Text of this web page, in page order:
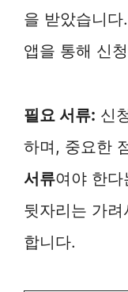
을 받았습니다.
앱을 통해 신
필요 서류: 신
하며, 중요한
서류여야 한
뒷자리는 가
합니다.